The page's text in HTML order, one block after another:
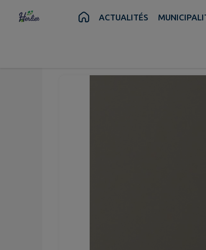
Contenu Menu Recherche Pied de page
ACTUALITÉS